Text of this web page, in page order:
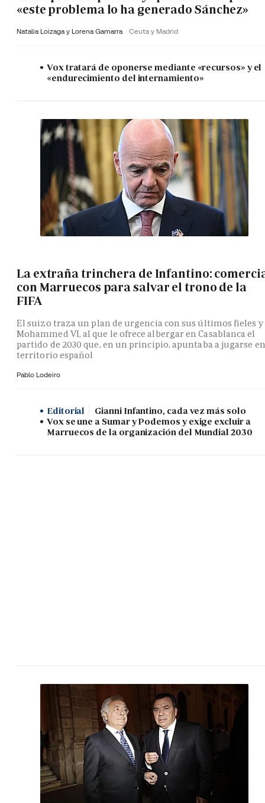
«este problema lo ha generado Sánchez»
Natalia Loizaga y Lorena Gamarra Ceuta y Madrid
Vox tratará de oponerse mediante «recursos» y el
«endurecimiento del internamiento»
La extraña trinchera de Infantino:
con Marruecos para salvar el trono de la
FIFA
El suizo traza un plan de urgencia con sus últimos fieles y
Mohammed VI, al que le ofrece albergar en Casablanca el
partido de 2030 que, en un principio, apuntaba a jugarse en
territorio español
Pablo Lodeiro
Editorial
Gianni Infantino, cada vez más solo
Vox se une a Sumar y Podemos y exige excluir a
Marruecos de la organización del Mundial 2030